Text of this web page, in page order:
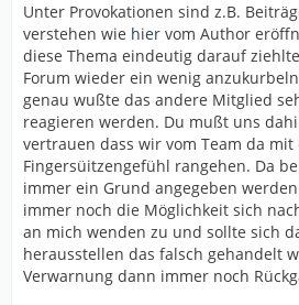
Unter Provokationen sind z.B.
verstehen wie hier vom Author
diese Thema eindeutig darauf
Forum wieder ein wenig
genau wußte das andere Mitglied
reagieren werden. Du mußt uns
vertrauen dass wir vom Team da mit
Fingersüitzengefühl rangehen. Da
immer ein Grund angegeben
immer noch die Möglichkeit sich
an mich wenden zu und sollte sich
herausstellen das falsch gehandelt
Verwarnung dann immer noch